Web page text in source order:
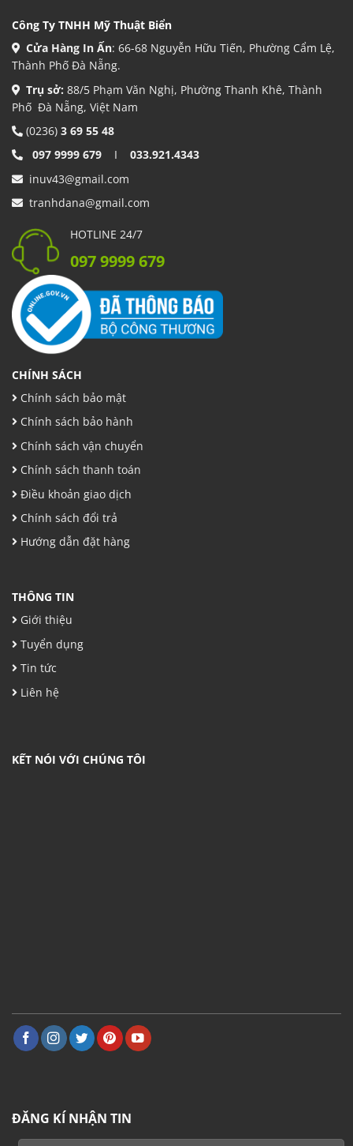
Công Ty TNHH Mỹ Thuật Biển
Cửa Hàng In Ấn: 66-68 Nguyễn Hữu Tiến, Phường Cẩm Lệ,
Thành Phố Đà Nẵng.
Trụ sở: 88/5 Phạm Văn Nghị, Phường Thanh Khê, Thành
Phố Đà Nẵng, Việt Nam
(0236) 3 69 55 48
097 9999 679 I 033.921.4343
inuv43@gmail.com
tranhdana@gmail.com
HOTLINE 24/7
097 9999 679
CHÍNH SÁCH
Chính sách bảo mật
Chính sách bảo hành
Chính sách vận chuyển
Chính sách thanh toán
Điều khoản giao dịch
Chính sách đổi trả
Hướng dẫn đặt hàng
THÔNG TIN
Giới thiệu
Tuyển dụng
Tin tức
Liên hệ
KẾT NÓI VỚI CHÚNG TÔI
ĐĂNG KÍ NHẬN TIN